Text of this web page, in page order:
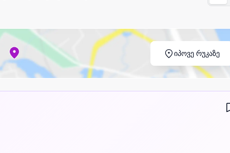
იპოვე რუკაზე